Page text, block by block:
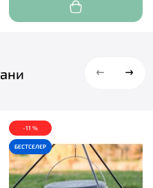
-11 %
БЕСТСЕЛЕР